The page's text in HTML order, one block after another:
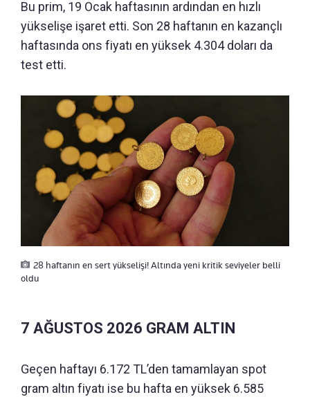
Bu prim, 19 Ocak haftasının ardından en hızlı
yükselişe işaret etti. Son 28 haftanın en kazançlı
haftasında ons fiyatı en yüksek 4.304 doları da
test etti.
28 haftanın en sert yükselişi! Altında yeni kritik seviyeler belli
oldu
7 AĞUSTOS 2026 GRAM ALTIN
Geçen haftayı 6.172 TL’den tamamlayan spot
gram altın fiyatı ise bu hafta en yüksek 6.585